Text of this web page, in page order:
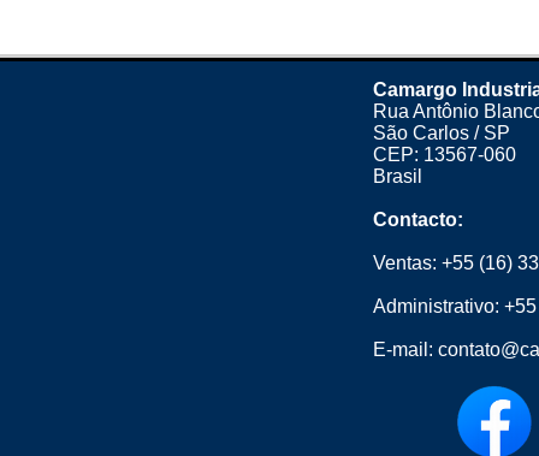
Camargo
Rua Antônio
São Carlos / SP
CEP: 13567-060
Brasil
Contacto:
Ventas: +55 (16)
Administrativo:
E-mail: